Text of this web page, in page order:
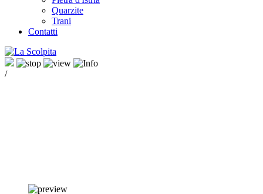
Quarzite
Trani
Contatti
/